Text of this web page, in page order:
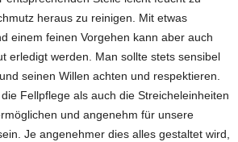
heraus zu reinigen. Mit etwas
einem feinen Vorgehen kann aber auch
erledigt werden. Man sollte stets sensibel
seinen Willen achten und respektieren.
Fellpflege als auch die Streicheleinheiten
und angenehm für unsere
Je angenehmer dies alles gestaltet wird,